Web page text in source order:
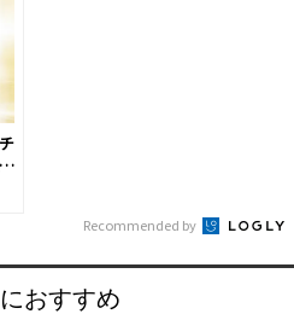
Recommended by
おすすめ